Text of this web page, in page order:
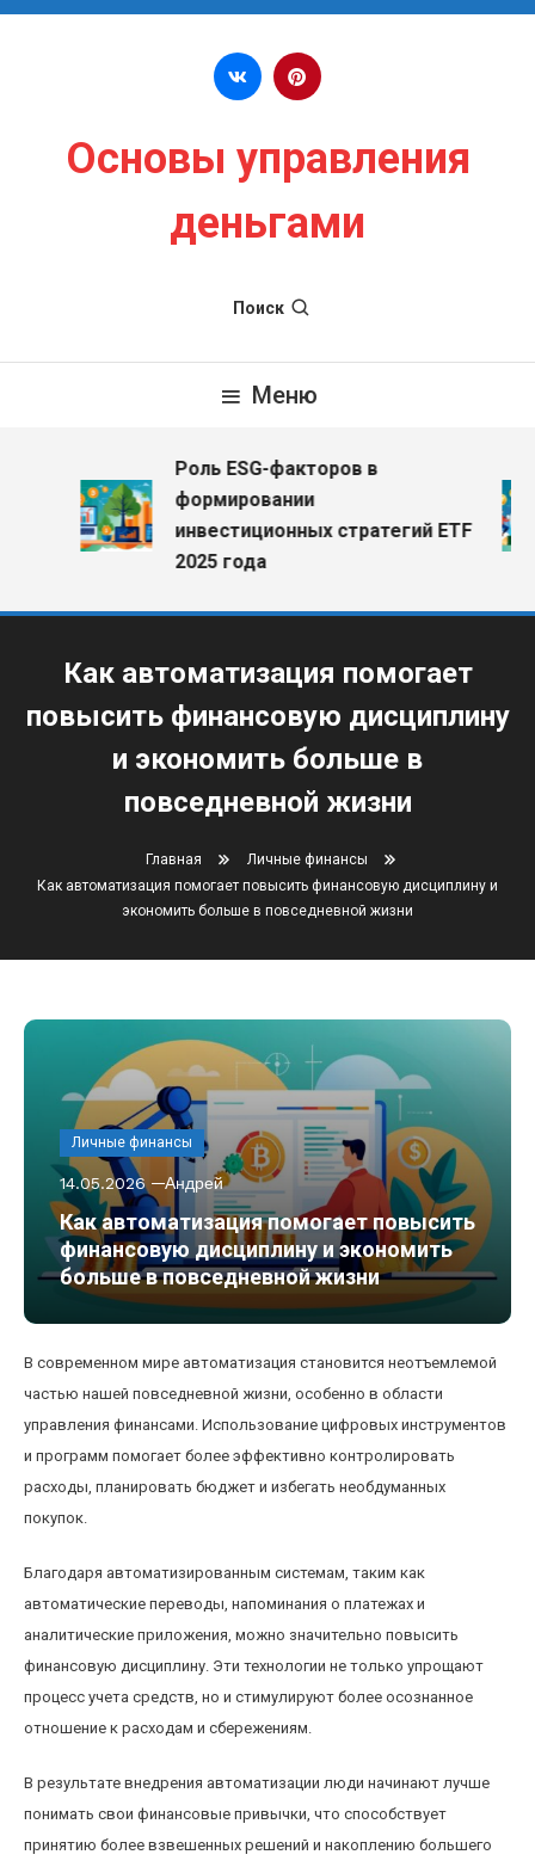
Перейти к содержимому
Основы управления
деньгами
Поиск
Меню
Роль ESG-факторов в
формировании
инвестиционных стратегий ETF
2025 года
Как автоматизация помогает
повысить финансовую дисциплину
и экономить больше в
повседневной жизни
Главная
Личные финансы
Как автоматизация помогает повысить финансовую дисциплину и
экономить больше в повседневной жизни
Личные финансы
14.05.2026 Андрей
Как автоматизация помогает повысить
финансовую дисциплину и экономить
больше в повседневной жизни
В современном мире автоматизация становится неотъемлемой
частью нашей повседневной жизни, особенно в области
управления финансами. Использование цифровых инструментов
и программ помогает более эффективно контролировать
расходы, планировать бюджет и избегать необдуманных
покупок.
Благодаря автоматизированным системам, таким как
автоматические переводы, напоминания о платежах и
аналитические приложения, можно значительно повысить
финансовую дисциплину. Эти технологии не только упрощают
процесс учета средств, но и стимулируют более осознанное
отношение к расходам и сбережениям.
В результате внедрения автоматизации люди начинают лучше
понимать свои финансовые привычки, что способствует
принятию более взвешенных решений и накоплению большего